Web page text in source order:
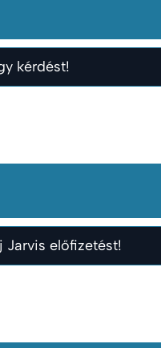
kérdést!
Jarvis előfizetést!